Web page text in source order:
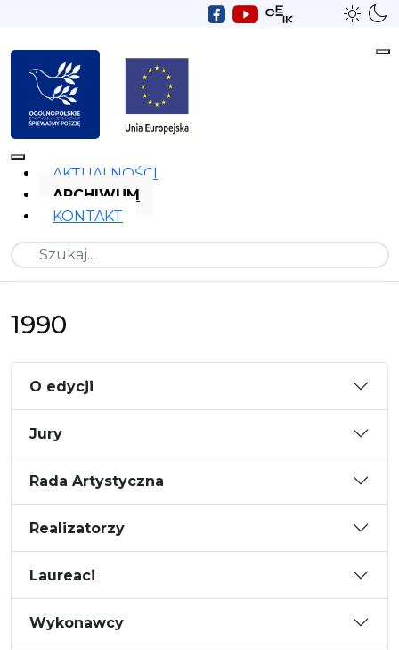
AKTUALNOŚCI
ARCHIWUM
KONTAKT
Szukaj
1990
O edycji
Jury
Rada Artystyczna
Realizatorzy
Laureaci
Wykonawcy